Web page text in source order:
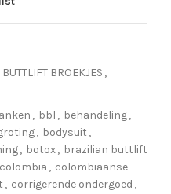
BUTTLIFT BROEKJES ,
, bbl , behandeling,
, bodysuit ,
, botox, brazilian buttlift
colombia , colombiaanse
, corrigerende ondergoed ,